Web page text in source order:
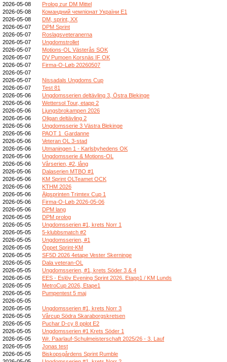
2026-05-08
Prolog zur DM Mittel
2026-05-08
Командний чемпіонат України E1
2026-05-08
DM, sprint, XX
2026-05-07
DPM Sprint
2026-05-07
Roslagsveteranerna
2026-05-07
Ungdomstrollet
2026-05-07
Motions-OL Västerås SOK
2026-05-07
DV Pumoen Korsnäs IF OK
2026-05-07
Firma-O-Løb 20260507
2026-05-07
2026-05-07
Nissadals Ungdoms Cup
2026-05-07
Test 81
2026-05-06
Ungdomsserien deltävling 3, Östra Blekinge
2026-05-06
Wettersol Tour, etapp 2
2026-05-06
Ljungsbrokampen 2026
2026-05-06
Oligan deltävling 2
2026-05-06
Ungdomsserie 3 Västra Blekinge
2026-05-06
PAOT 1_Gardanne
2026-05-06
Veteran OL 3-stad
2026-05-06
Utmaningen 1 - Karlsbyhedens OK
2026-05-06
Ungdomsserie & Motions-OL
2026-05-06
Vårserien, #2, lång
2026-05-06
Dalaserien MTBO #1
2026-05-06
KM Sprint OLTeamet OCK
2026-05-06
KTHM 2026
2026-05-06
Älgsprinten Trimtex Cup 1
2026-05-06
Firma-O-Løb 2026-05-06
2026-05-06
DPM lang
2026-05-05
DPM prolog
2026-05-05
Ungdomsserien #1, krets Norr 1
2026-05-05
5-klubbsmatch #2
2026-05-05
Ungdomsserien, #1
2026-05-05
Öppet Sprint-KM
2026-05-05
SF5D 2026 4etape Vester Skerninge
2026-05-05
Dala veteran-OL
2026-05-05
Ungdomsserien, #1, krets Söder 3 & 4
2026-05-05
EES - Eslöv Evening Sprint 2026. Etapp1 / KM Lunds
2026-05-05
MetroCup 2026, Etape1
2026-05-05
Pumpentest 5 maj
2026-05-05
2026-05-05
Ungdomsserien #1, krets Norr 3
2026-05-05
Vårcup Södra Skaraborgskretsen
2026-05-05
Puchar D-cy 8 pplot E2
2026-05-05
Ungdomsserien #1 Krets Söder 1
2026-05-05
Wr. Paarlauf-Schulmeisterschaft 2025/26 - 3. Lauf
2026-05-05
Jonas test
2026-05-05
Biskopsgårdens Sprint Rumble